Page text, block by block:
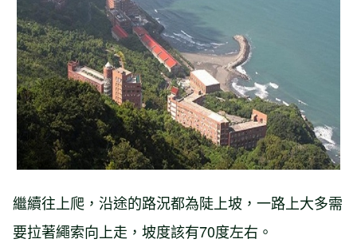
繼續往上爬，沿途的路況都為陡上坡，一路上大多需
要拉著繩索向上走，坡度該有70度左右。